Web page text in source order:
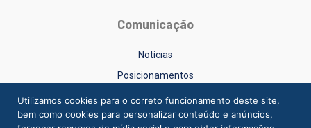
Comunicação
Notícias
Posicionamentos
Sinduscon-RS na Mídia
Vídeos
Utilizamos cookies para o correto funcionamento deste site,
bem como cookies para personalizar conteúdo e anúncios,